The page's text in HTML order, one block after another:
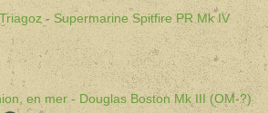
- Supermarine Spitfire PR Mk IV
en mer - Douglas Boston Mk III (OM-?)